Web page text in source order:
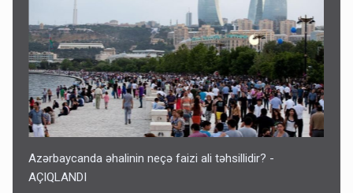
Azərbaycanda əhalinin neçə faizi ali təhsillidir? -
AÇIQLANDI